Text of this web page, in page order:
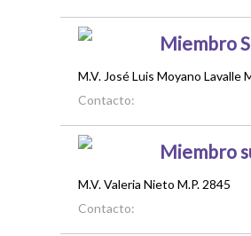
Miembro
M.V. José Luis Moyano Lavalle
Contacto:
Miembro
M.V. Valeria Nieto M.P. 2845
Contacto: